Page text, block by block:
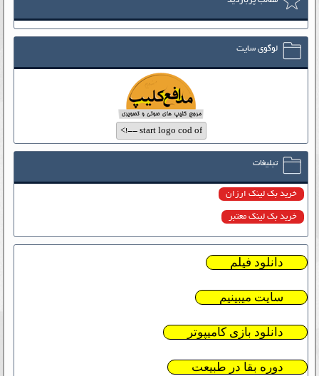
لوگوی سایت
تبلیغات
خرید بک لینک ارزان
خرید بک لینک معتبر
دانلود فیلم
سایت میبینیم
دانلود بازی کامیپوتر
دوره بقا در طبیعت